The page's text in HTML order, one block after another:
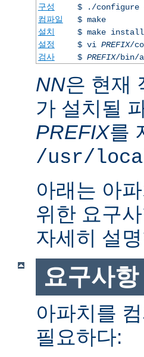
구성
$ ./configure
컴파일
$ make
설치
$ make install
설정
$ vi PREFIX/
검사
$ PREFIX/bin/
NN은 현재
가 설치될
PREFIX를
/usr/
아래는 아
위한 요구
자세히 설
요구사항
아파치를
필요하다: